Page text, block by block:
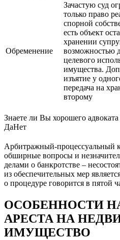
Обременение
Зачастую суд
только право
спорной
есть объект
хранении
возможностью
целевого
имущества.
изъятие у
передача на
второму
Знаете ли Вы хорошего
ДаНет
Арбитражный-процессуальный
обширные вопросы и
делами о банкротстве –
из обеспечительных мер
о процедуре говорится в пятой
ОСОБЕННОСТИ
АРЕСТА НА
ИМУЩЕСТВО